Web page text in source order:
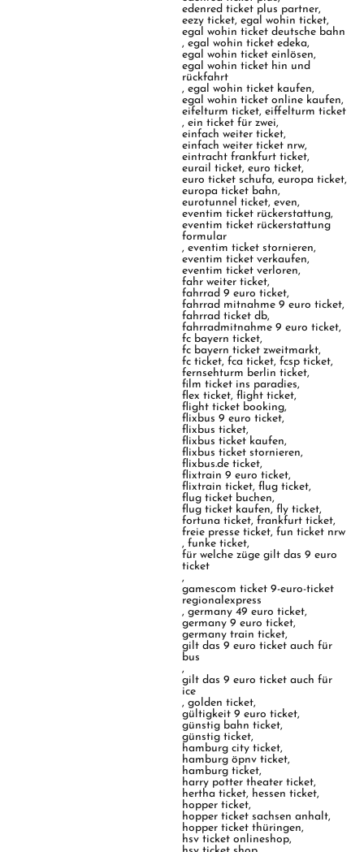
edenred ticket plus partner,
eezy ticket,egal wohin ticket,
egal wohin ticket deutsche bahn
,egal wohin ticket edeka,
egal wohin ticket einlösen,
egal wohin ticket hin und
rückfahrt
,egal wohin ticket kaufen,
egal wohin ticket online kaufen,
eifelturm ticket,eiffelturm ticket
,ein ticket für zwei,
einfach weiter ticket,
einfach weiter ticket nrw,
eintracht frankfurt ticket,
eurail ticket,euro ticket,
euro ticket schufa,europa ticket,
europa ticket bahn,
eurotunnel ticket,even,
eventim ticket rückerstattung,
eventim ticket rückerstattung
formular
,eventim ticket stornieren,
eventim ticket verkaufen,
eventim ticket verloren,
fahr weiter ticket,
fahrrad 9 euro ticket,
fahrrad mitnahme 9 euro ticket,
fahrrad ticket db,
fahrradmitnahme 9 euro ticket,
fc bayern ticket,
fc bayern ticket zweitmarkt,
fc ticket,fca ticket,fcsp ticket,
fernsehturm berlin ticket,
film ticket ins paradies,
flex ticket,flight ticket,
flight ticket booking,
flixbus 9 euro ticket,
flixbus ticket,
flixbus ticket kaufen,
flixbus ticket stornieren,
flixbus.de ticket,
flixtrain 9 euro ticket,
flixtrain ticket,flug ticket,
flug ticket buchen,
flug ticket kaufen,fly ticket,
fortuna ticket,frankfurt ticket,
freie presse ticket,fun ticket nrw
,funke ticket,
für welche züge gilt das 9 euro
ticket
,
gamescom ticket 9-euro-ticket
regionalexpress
,germany 49 euro ticket,
germany 9 euro ticket,
germany train ticket,
gilt das 9 euro ticket auch für
bus
,
gilt das 9 euro ticket auch für
ice
,golden ticket,
gültigkeit 9 euro ticket,
günstig bahn ticket,
günstig ticket,
hamburg city ticket,
hamburg öpnv ticket,
hamburg ticket,
harry potter theater ticket,
hertha ticket, hessen ticket,
hopper ticket,
hopper ticket sachsen anhalt,
hopper ticket thüringen,
hsv ticket onlineshop,